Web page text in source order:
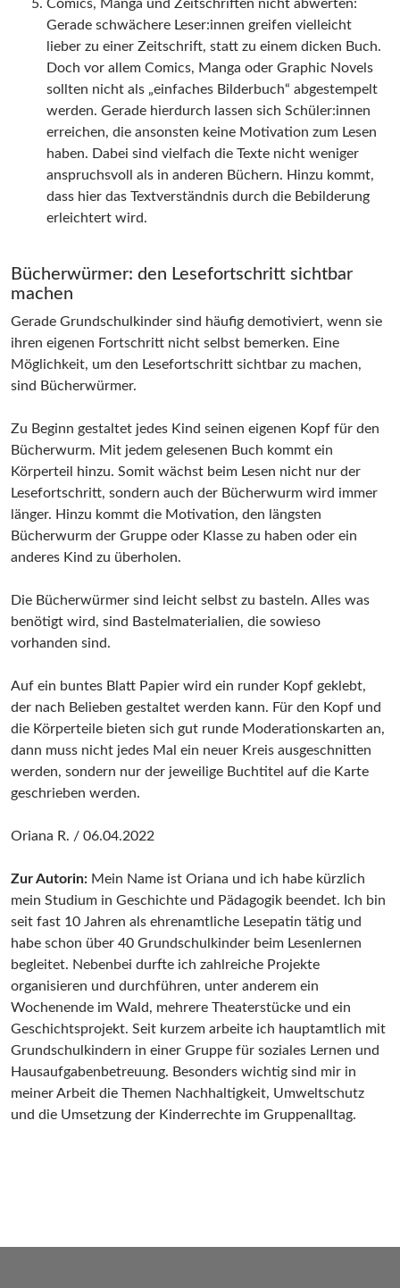
Comics, Manga und Zeitschriften nicht abwerten:
Gerade schwächere Leser:innen greifen vielleicht
lieber zu einer Zeitschrift, statt zu einem dicken Buch.
Doch vor allem Comics, Manga oder Graphic Novels
sollten nicht als „einfaches Bilderbuch“ abgestempelt
werden. Gerade hierdurch lassen sich Schüler:innen
erreichen, die ansonsten keine Motivation zum Lesen
haben. Dabei sind vielfach die Texte nicht weniger
anspruchsvoll als in anderen Büchern. Hinzu kommt,
dass hier das Textverständnis durch die Bebilderung
erleichtert wird.
Bücherwürmer: den Lesefortschritt sichtbar
machen
Gerade Grundschulkinder sind häufig demotiviert, wenn sie
ihren eigenen Fortschritt nicht selbst bemerken. Eine
Möglichkeit, um den Lesefortschritt sichtbar zu machen,
sind Bücherwürmer.
Zu Beginn gestaltet jedes Kind seinen eigenen Kopf für den
Bücherwurm. Mit jedem gelesenen Buch kommt ein
Körperteil hinzu. Somit wächst beim Lesen nicht nur der
Lesefortschritt, sondern auch der Bücherwurm wird immer
länger. Hinzu kommt die Motivation, den längsten
Bücherwurm der Gruppe oder Klasse zu haben oder ein
anderes Kind zu überholen.
Die Bücherwürmer sind leicht selbst zu basteln. Alles was
benötigt wird, sind Bastelmaterialien, die sowieso
vorhanden sind.
Auf ein buntes Blatt Papier wird ein runder Kopf geklebt,
der nach Belieben gestaltet werden kann. Für den Kopf und
die Körperteile bieten sich gut runde Moderationskarten an,
dann muss nicht jedes Mal ein neuer Kreis ausgeschnitten
werden, sondern nur der jeweilige Buchtitel auf die Karte
geschrieben werden.
Oriana R. / 06.04.2022
Zur Autorin: Mein Name ist Oriana und ich habe kürzlich
mein Studium in Geschichte und Pädagogik beendet. Ich bin
seit fast 10 Jahren als ehrenamtliche Lesepatin tätig und
habe schon über 40 Grundschulkinder beim Lesenlernen
begleitet. Nebenbei durfte ich zahlreiche Projekte
organisieren und durchführen, unter anderem ein
Wochenende im Wald, mehrere Theaterstücke und ein
Geschichtsprojekt. Seit kurzem arbeite ich hauptamtlich mit
Grundschulkindern in einer Gruppe für soziales Lernen und
Hausaufgabenbetreuung. Besonders wichtig sind mir in
meiner Arbeit die Themen Nachhaltigkeit, Umweltschutz
und die Umsetzung der Kinderrechte im Gruppenalltag.